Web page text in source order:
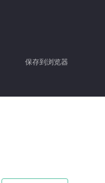
保存到浏览器